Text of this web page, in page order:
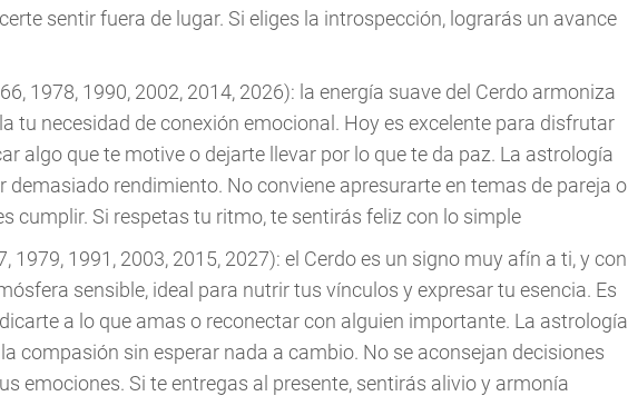
sentir fuera de lugar. Si eliges la introspección, lograrás un avance
1978, 1990, 2002, 2014, 2026): la energía suave del Cerdo armoniza
tu necesidad de conexión emocional. Hoy es excelente para disfrutar
algo que te motive o dejarte llevar por lo que te da paz. La astrología
demasiado rendimiento. No conviene apresurarte en temas de pareja o
cumplir. Si respetas tu ritmo, te sentirás feliz con lo simple
1979, 1991, 2003, 2015, 2027): el Cerdo es un signo muy afín a ti, y con
sensible, ideal para nutrir tus vínculos y expresar tu esencia. Es
a lo que amas o reconectar con alguien importante. La astrología
compasión sin esperar nada a cambio. No se aconsejan decisiones
emociones. Si te entregas al presente, sentirás alivio y armonía